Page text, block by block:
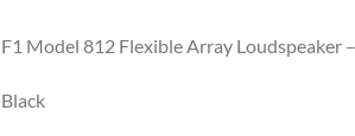
F1 Model 812 Flexible Array Loudspeaker
Black